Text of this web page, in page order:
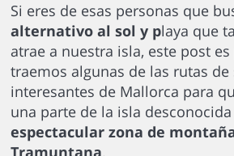
Si eres de esas personas que
alternativo al sol y playa que
atrae a nuestra isla, este post
traemos algunas de las rutas
interesantes de Mallorca para
una parte de la isla
espectacular zona de
Tramuntana.